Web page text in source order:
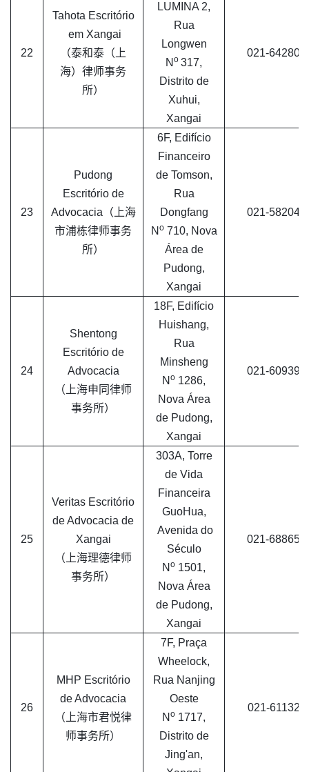
22
Tahota Escritório
em Xangai
（泰和泰（上
海）律师事务
所）
LUMINA 2,
Rua
Longwen
N o 317,
Distrito de
Xuhui,
Xangai
021-
23
Pudong
Escritório de
Advocacia（上海
市浦栋律师事务
所）
6F, Edifício
Financeiro
de Tomson,
Rua
Dongfang
N o710, Nova
Área de
Pudong,
Xangai
021-
24
Shentong
Escritório de
Advocacia
（上海申同律师
事务所）
18F, Edifício
Huishang,
Rua
Minsheng
N o 1286,
Nova Área
de Pudong,
Xangai
021-
25
Veritas Escritório
de Advocacia de
Xangai
（上海理德律师
事务所）
303A, Torre
de Vida
Financeira
GuoHua,
Avenida do
Século
N o 1501,
Nova Área
de Pudong,
Xangai
021-
26
MHP Escritório
de Advocacia
（上海市君悦律
师事务所）
7F, Praça
Wheelock,
Rua Nanjing
Oeste
N o 1717,
Distrito de
Jing'an,
021-